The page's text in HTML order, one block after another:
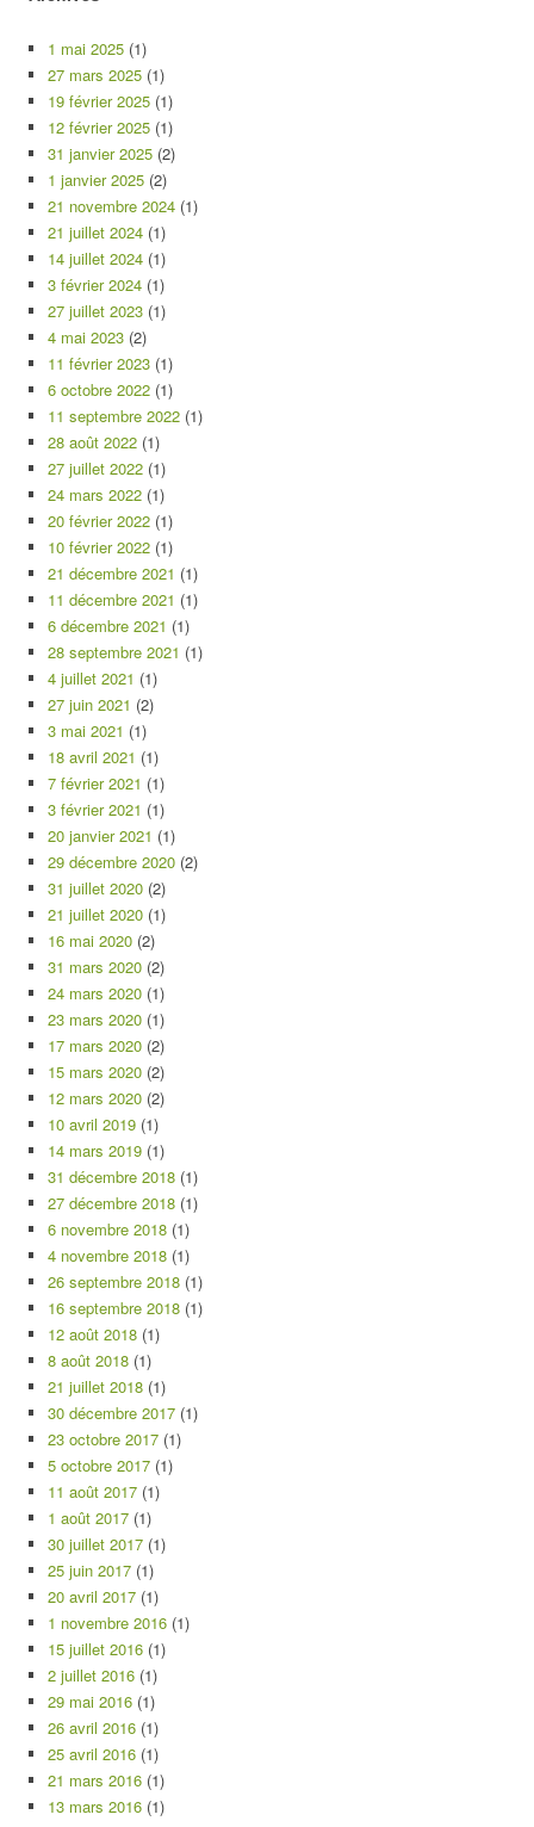
1 mai 2025 (1)
27 mars 2025 (1)
19 février 2025 (1)
12 février 2025 (1)
31 janvier 2025 (2)
1 janvier 2025 (2)
21 novembre 2024 (1)
21 juillet 2024 (1)
14 juillet 2024 (1)
3 février 2024 (1)
27 juillet 2023 (1)
4 mai 2023 (2)
11 février 2023 (1)
6 octobre 2022 (1)
11 septembre 2022 (1)
28 août 2022 (1)
27 juillet 2022 (1)
24 mars 2022 (1)
20 février 2022 (1)
10 février 2022 (1)
21 décembre 2021 (1)
11 décembre 2021 (1)
6 décembre 2021 (1)
28 septembre 2021 (1)
4 juillet 2021 (1)
27 juin 2021 (2)
3 mai 2021 (1)
18 avril 2021 (1)
7 février 2021 (1)
3 février 2021 (1)
20 janvier 2021 (1)
29 décembre 2020 (2)
31 juillet 2020 (2)
21 juillet 2020 (1)
16 mai 2020 (2)
31 mars 2020 (2)
24 mars 2020 (1)
23 mars 2020 (1)
17 mars 2020 (2)
15 mars 2020 (2)
12 mars 2020 (2)
10 avril 2019 (1)
14 mars 2019 (1)
31 décembre 2018 (1)
27 décembre 2018 (1)
6 novembre 2018 (1)
4 novembre 2018 (1)
26 septembre 2018 (1)
16 septembre 2018 (1)
12 août 2018 (1)
8 août 2018 (1)
21 juillet 2018 (1)
30 décembre 2017 (1)
23 octobre 2017 (1)
5 octobre 2017 (1)
11 août 2017 (1)
1 août 2017 (1)
30 juillet 2017 (1)
25 juin 2017 (1)
20 avril 2017 (1)
1 novembre 2016 (1)
15 juillet 2016 (1)
2 juillet 2016 (1)
29 mai 2016 (1)
26 avril 2016 (1)
25 avril 2016 (1)
21 mars 2016 (1)
13 mars 2016 (1)